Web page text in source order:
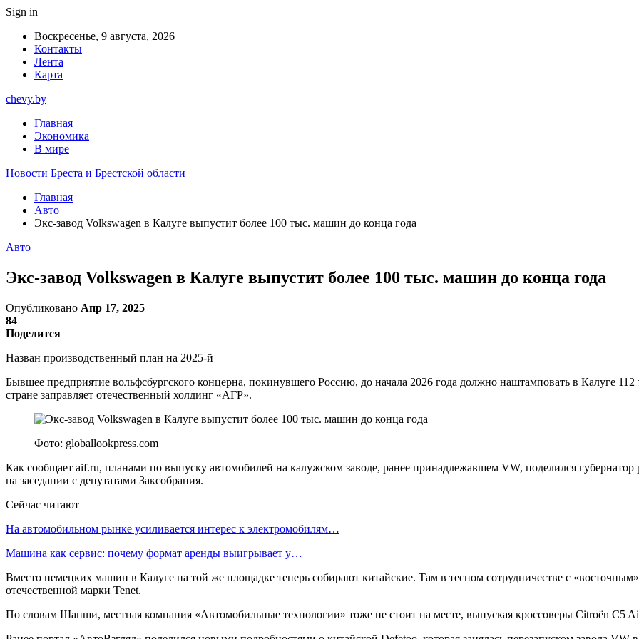
Sign in
Воскресенье, 9 августа, 2026
Контакты
Лента
Карта
chevy.by
Главная
Экономика
В мире
Новости Бреста и Брестской области
Главная
Авто
Экс-завод Volkswagen в Калуге выпустит более 100 тыс. машин до конца года
Авто
Экс-завод Volkswagen в Калуге выпустит более 100 тыс. машин до конца года
Опубликовано Апр 17, 2025
84
Поделится
Назван производственный план на 2025-й
Бывшее предприятие вольфсбургского концерна, покинувшего Россию, до начала 2026 года должно наштамповать в Калуге
стране заправляет отечественный холдинг «АГР».
Фото: globallookpress.com
Как сообщает aif.ru, планами по выпуску автомобилей на калужском заводе, ранее принадлежавшем VW, поделился
на заседании с депутатами Заксобрания.
Сейчас читают
На автомобильном рынке усиливается интерес к электромобилям…
Машина как сервис: почему формат аренды выигрывает у…
Вместо немецких машин в Калуге на той же площадке теперь собирают китайские. Там в тесном сотрудничестве с
отечественной марки Tenet.
По словам Шапши, местная компания «Автомобильные технологии» тоже не стоит на месте, выпуская кроссоверы Citroёn C5